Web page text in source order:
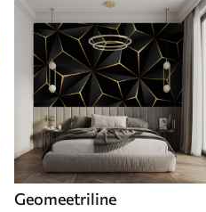
Geomeetriline